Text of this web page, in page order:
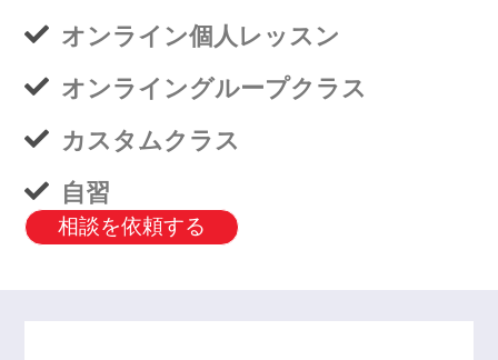
オンライン個人レッスン
オンライングループクラス
カスタムクラス
自習
相談を依頼する